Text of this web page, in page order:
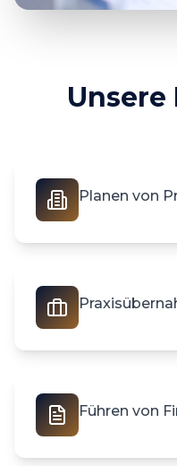
Planen von
Führen von